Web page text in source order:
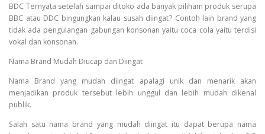
BDC Ternyata setelah sampai ditoko ada banyak piliham produk serupa
BBC atau DDC bingungkan kalau susah diingat? Contoh lain brand yang
tidak ada pengulangan gabungan konsonan yaitu coca cola yaitu terdisi
vokal dan konsonan.
Nama Brand Mudah Diucap dan Diingat
Nama Brand yang mudah diingat apalagi unik dan menarik akan
menjadikan produk tersebut lebih unggul dan lebih mudah dikenal
publik.
Salah satu nama brand yang mudah diingat itu dapat berupa nama